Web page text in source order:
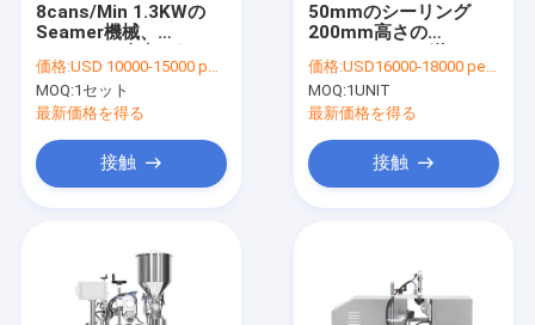
既製の袋の充填機
横の流れの覆いのパッキング機械
形態の盛り土のシールのパッキング機械
収縮のパッキング機械
自己接着分類機械
びんの液体の充填機
8cans/Min 1.3KWの
Seamer機械、
帽子のシーリング機械
缶
価格:USD 10000-15000 per set
MOQ:1セット
最新価格を得る
接触
50mmのシーリング
200mm高さの
超音波管のシーラー
価格:USD16000-18000 per unit
MOQ:1UNIT
最新価格を得る
接触